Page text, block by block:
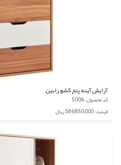
آرایش آینه پنج کشو رابین
کد محصول: 5006
قیمت: 586,850,000 ریال